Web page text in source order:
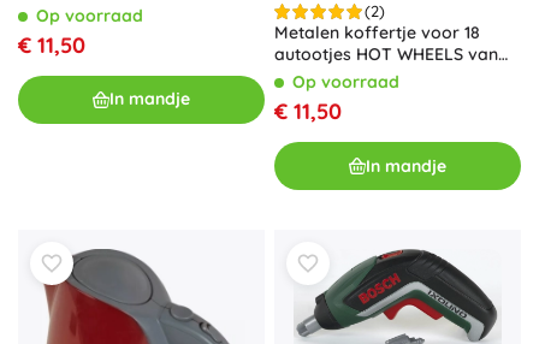
Op voorraad
€ 11,50
In mandje
(2)
Metalen koffertje voor 18
autootjes HOT WHEELS van
KleinOp voorraad
€ 11,50
In mandje